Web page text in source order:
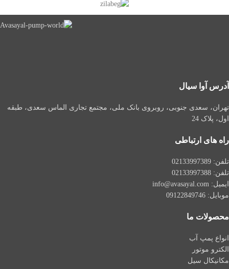
آدرس آوا سیال
تهران، سعدی جنوبی، روبروی بانک ملی، مجتمع تجاری الماس سعدی، طبقه
اول، پلاک 24
راه های ارتباطی
تلفن: 021 33997389
تلفن:
ایمیل: info@avasayal.com
موبایل: 09122849746
محصولات ما
انواع پمپ آب
الکترو موتور
مکانیکال سیل